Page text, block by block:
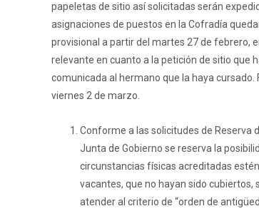
papeletas de sitio así solicitadas serán
asignaciones de puestos en la Cofradía
provisional a partir del martes 27 de febrero,
relevante en cuanto a la petición de sitio que
comunicada al hermano que la haya
viernes 2 de marzo.
Conforme a las solicitudes de Reserva
Junta de Gobierno se reserva la
circunstancias físicas acreditadas
vacantes, que no hayan sido
atender al criterio de “orden de